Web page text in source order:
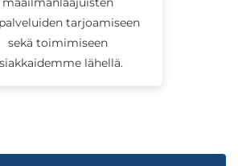
tarjoamiseen
sekä toimimiseen
lähellä.